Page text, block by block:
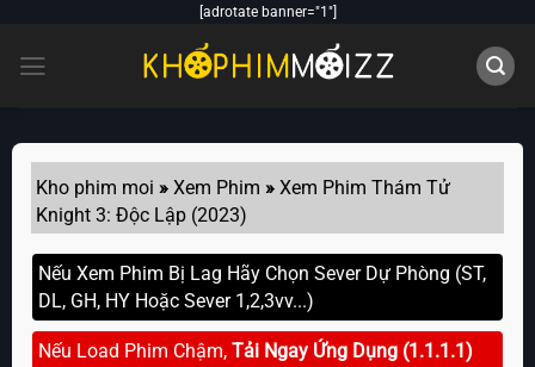
content
[adrotate banner="1"]
Kho phim moi »Xem Phim »Xem Phim Thám Tử
Knight 3: Độc Lập (2023)
Nếu Xem Phim Bị Lag Hãy Chọn Sever Dự Phòng (ST,
DL, GH, HY Hoặc Sever 1,2,3vv...)
Nếu Load Phim Chậm,Tải Ngay Ứng Dụng (1.1.1.1)